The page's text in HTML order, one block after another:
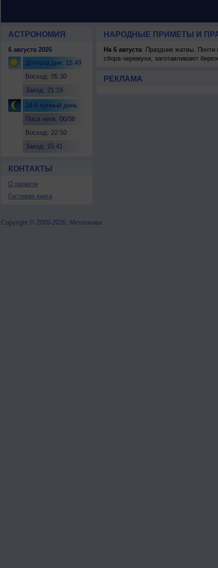
АСТРОНОМИЯ
6 августа 2026
Долгота дня: 15:49
Восход: 05:30
Заход: 21:19
24-й лунный день
Посл.четв. 06/08
Восход: 22:50
Заход: 15:41
КОНТАКТЫ
О проекте
Гостевая книга
НАРОДНЫЕ ПРИМЕТЫ И
На 6 августа: Праздник жатвы. Почти
сбора черемухи, заготавливают
РЕКЛАМА
Copyright © 2009-2026, Метеонова